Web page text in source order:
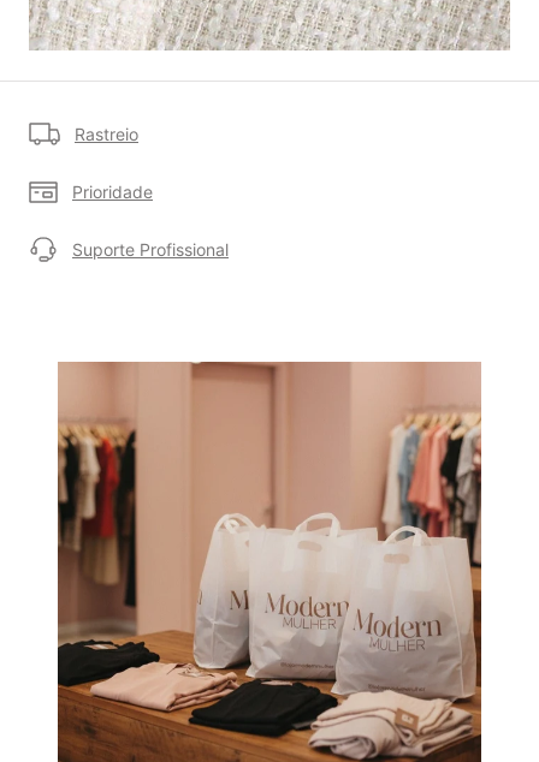
Rastreio
Prioridade
Suporte Profissional